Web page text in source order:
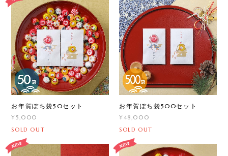
お年賀ぽち袋50セット
¥5,000
SOLD OUT
お年賀ぽち袋500セット
¥48,000
SOLD OUT